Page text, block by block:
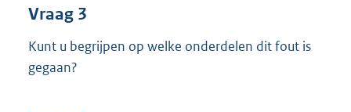
Vraag 3
Kunt u begrijpen op welke onderdelen dit fout is
gegaan?